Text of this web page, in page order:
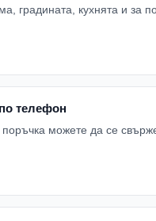
градината, кухнята и за
телефон
можете да се